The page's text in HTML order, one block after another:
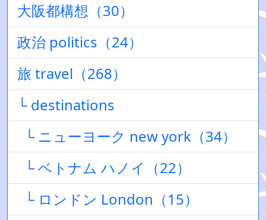
大阪都構想（30）
政治 politics（24）
旅 travel（268）
└ destinations
└ ニューヨーク new york（34）
└ ベトナム ハノイ（22）
└ ロンドン London（15）